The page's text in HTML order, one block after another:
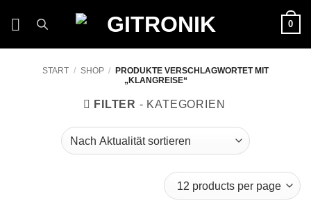
0
START / SHOP /
PRODUKTE VERSCHLAGWORTET MIT
„KLANGREISE“
FILTER